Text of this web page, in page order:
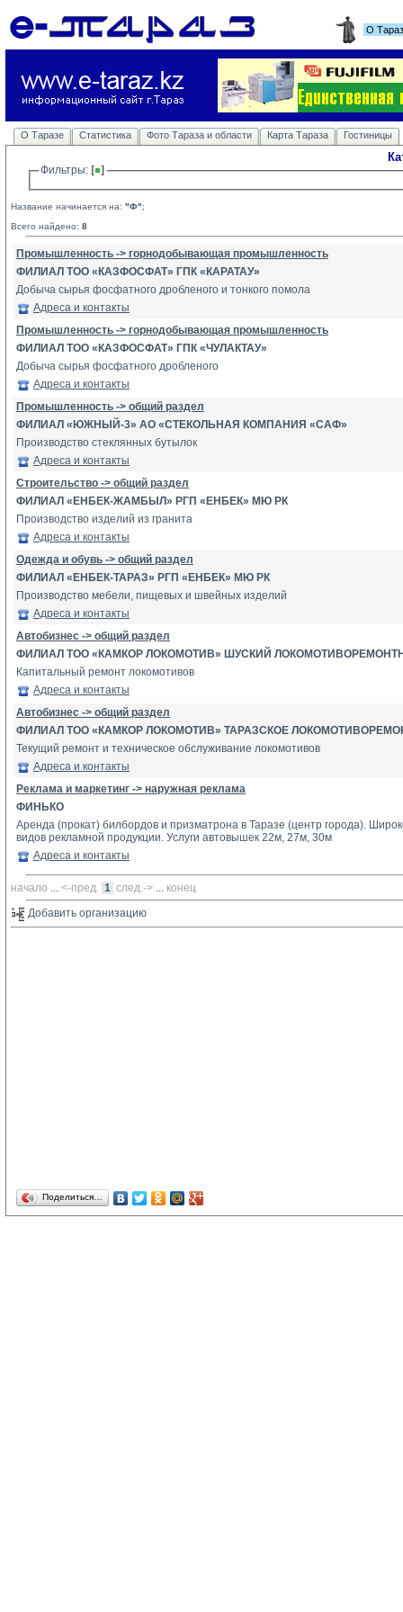
О
О Таразе Статистика Фото Тараза и области Карта Тараза Гостиницы
Фильтры:
Название начинается на: "Ф";
Всего найдено: 8
Промышленность -> горнодобывающая промышленность
ФИЛИАЛ ТОО «КАЗФОСФАТ» ГПК «КАРАТАУ»
Добыча сырья фосфатного дробленого и тонкого помола
Адреса и контакты
Промышленность -> горнодобывающая промышленность
ФИЛИАЛ ТОО «КАЗФОСФАТ» ГПК «ЧУЛАКТАУ»
Добыча сырья фосфатного дробленого
Адреса и контакты
Промышленность -> общий раздел
ФИЛИАЛ «ЮЖНЫЙ-3» АО «СТЕКОЛЬНАЯ КОМПАНИЯ «САФ»
Производство стеклянных бутылок
Адреса и контакты
Строительство -> общий раздел
ФИЛИАЛ «ЕНБЕК-ЖАМБЫЛ» РГП «ЕНБЕК» МЮ РК
Производство изделий из гранита
Адреса и контакты
Одежда и обувь -> общий раздел
ФИЛИАЛ «ЕНБЕК-ТАРАЗ» РГП «ЕНБЕК» МЮ РК
Производство мебели, пищевых и швейных изделий
Адреса и контакты
Автобизнес -> общий раздел
ФИЛИАЛ ТОО «КАМКОР ЛОКОМОТИВ» ШУСКИЙ
Капитальный ремонт локомотивов
Адреса и контакты
Автобизнес -> общий раздел
ФИЛИАЛ ТОО «КАМКОР ЛОКОМОТИВ» ТАРАЗСКОЕ
Текущий ремонт и техническое обслуживание локомотивов
Адреса и контакты
Реклама и маркетинг -> наружная реклама
ФИНЬКО
Аренда (прокат) билбордов и призматрона в Таразе (центр города).
видов рекламной продукции. Услуги автовышек 22м, 27м, 30м
Адреса и контакты
начало ... <-пред. 1 след.-> ... конец
Добавить организацию
Поделиться…